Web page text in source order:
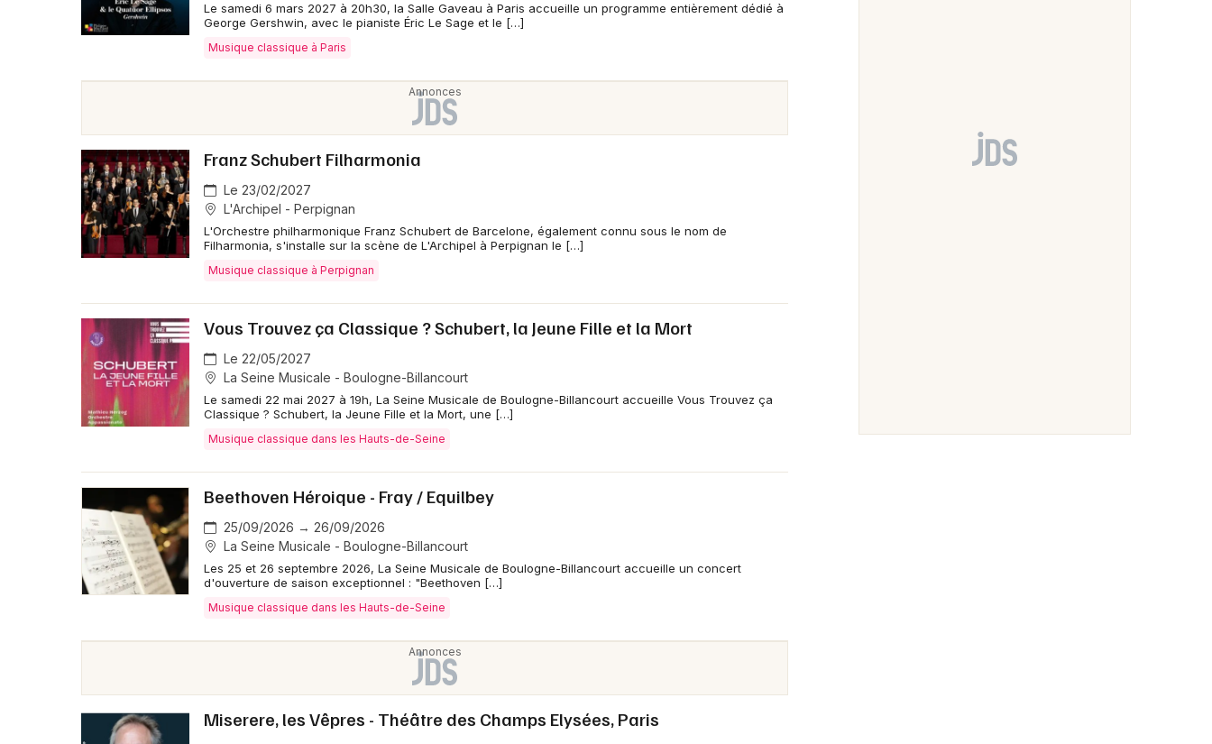
Le samedi 6 mars 2027 à 20h30, la Salle Gaveau à Paris accueille un programme entièrement dédié à
George Gershwin, avec le pianiste Éric Le Sage et le […]
Musique classique à Paris
Franz Schubert Filharmonia
Le 23/02/2027
L'Archipel - Perpignan
L'Orchestre philharmonique Franz Schubert de Barcelone, également connu sous le nom de
Filharmonia, s'installe sur la scène de L'Archipel à Perpignan le […]
Musique classique à Perpignan
Vous Trouvez ça Classique ? Schubert, la Jeune Fille et la Mort
Le 22/05/2027
La Seine Musicale - Boulogne-Billancourt
Le samedi 22 mai 2027 à 19h, La Seine Musicale de Boulogne-Billancourt accueille Vous Trouvez ça
Classique ? Schubert, la Jeune Fille et la Mort, une […]
Musique classique dans les Hauts-de-Seine
Beethoven Héroique - Fray / Equilbey
25/09/2026 → 26/09/2026
La Seine Musicale - Boulogne-Billancourt
Les 25 et 26 septembre 2026, La Seine Musicale de Boulogne-Billancourt accueille un concert
d'ouverture de saison exceptionnel : "Beethoven […]
Musique classique dans les Hauts-de-Seine
Miserere, les Vêpres - Théâtre des Champs Elysées, Paris